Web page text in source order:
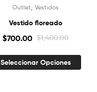
Outlet Vestidos
Vestido floreado
$1,400.00
$700.00
Seleccionar Opciones